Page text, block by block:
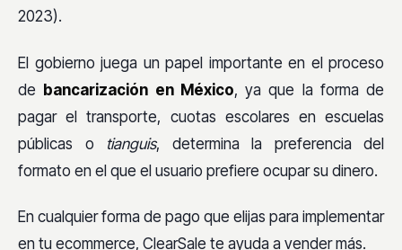
2023).
El gobierno juega un papel importante en el proceso
de bancarización en México, ya que la forma de
pagar el transporte, cuotas escolares en escuelas
públicas o tianguis, determina la preferencia del
formato en el que el usuario prefiere ocupar su dinero.
En cualquier forma de pago que elijas para implementar
en tu ecommerce, ClearSale te ayuda a vender más.